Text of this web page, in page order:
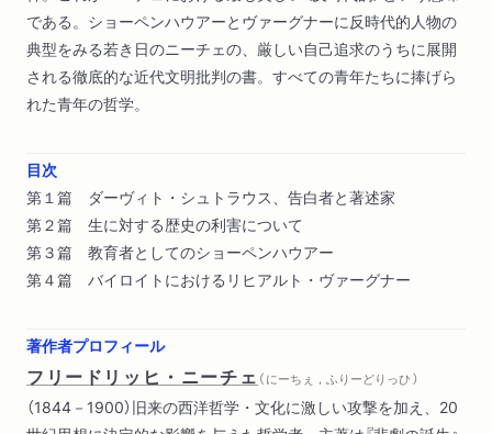
である。ショーペンハウアーとヴァーグナーに反時代的人物の
典型をみる若き日のニーチェの、厳しい自己追求のうちに展開
される徹底的な近代文明批判の書。すべての青年たちに捧げら
れた青年の哲学。
目次
第１篇 ダーヴィト・シュトラウス、告白者と著述家
第２篇 生に対する歴史の利害について
第３篇 教育者としてのショーペンハウアー
第４篇 バイロイトにおけるリヒアルト・ヴァーグナー
著作者プロフィール
フリードリッヒ・ニーチェ （ にーちぇ，ふりーどりっひ ）
（1844－1900）旧来の西洋哲学・文化に激しい攻撃を加え、20